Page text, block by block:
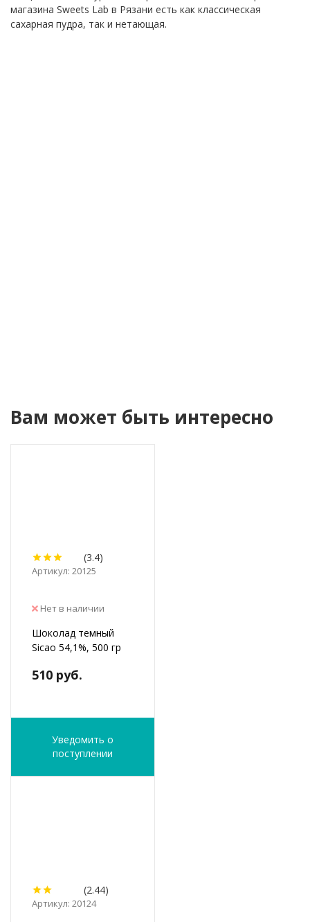
магазина Sweets Lab в Рязани есть как классическая
сахарная пудра, так и нетающая.
Вам может быть интересно
(3.4)
Артикул: 20125
Нет в наличии
Шоколад темный
Sicao 54,1%, 500 гр
510 руб.
Уведомить о
поступлении
(2.44)
Артикул: 20124